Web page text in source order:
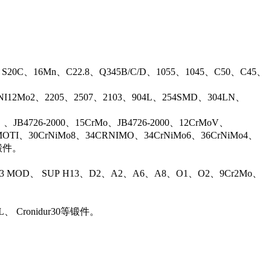
、16Mn、C22.8、Q345B/C/D、1055、1045、C50、C45、
、2205、2507、2103、904L、254SMD、304LN、
2000、15CrMo、JB4726-2000、12CrMoV、
、30CrNiMo8、34CRNIMO、34CrNiMo6、36CrNiMo4、
。
、 SUP H13、D2、A2、A6、A8、O1、O2、9Cr2Mo、
Cronidur30等锻件。